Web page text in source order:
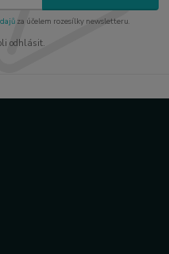
za účelem rozesílky newsletteru.
odhlásit.